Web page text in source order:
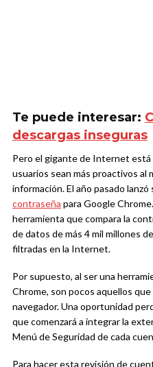
Te puede interesar:
descargas inseguras
Pero el gigante de Internet está
usuarios sean más proactivos al
información. El año pasado lanzó
contraseña para Google
herramienta que compara la
de datos de más 4 mil millones
filtradas en la Internet.
Por supuesto, al ser una
Chrome, son pocos aquellos
navegador. Una oportunidad
que comenzará a integrar la
Menú de Seguridad de cada
Para hacer esta revisión de